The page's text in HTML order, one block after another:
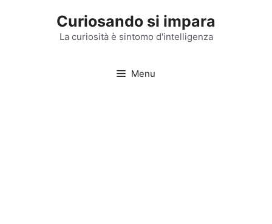
Curiosando si impara
La curiosità è sintomo d'intelligenza
Menu